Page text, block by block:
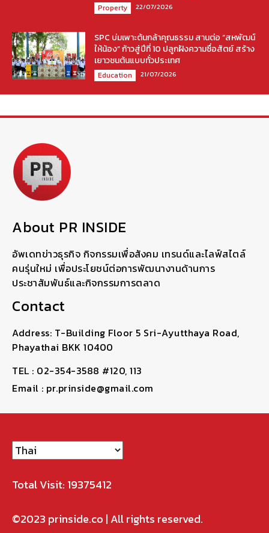
Property 22/07/2026
SPC บ่มเพาะต้นกล้าคุณธรรม สานต่อ “สหพัฒน์
ให้น้อง” ก้าวสู่ปีที่ 10 ปลูกฝังความซื่อสัตย์ สร้าง
เยาวชนต้นแบบทั่วประเทศ
Education 21/07/2026
About PR INSIDE
อัพเดทข่าวธุรกิจ กิจกรรมเพื่อสังคม เทรนด์และไลฟ์สไตล์
คนรุ่นใหม่ เพื่อประโยชน์ต่อการพัฒนางานด้านการ
ประชาสัมพันธ์และกิจกรรมการตลาด
Contact
Address: T-Building Floor 5 Sri-Ayutthaya Road,
Phayathai BKK 10400
TEL : 02-354-3588 #120, 113
Email : pr.prinside@gmail.com
Total Visit: 19375412
©2023 prinside.co | All rights reserved.